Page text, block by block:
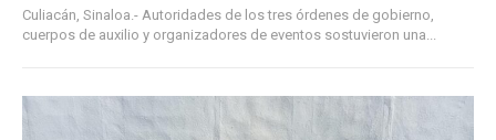
Culiacán, Sinaloa.- Autoridades de los tres órdenes de gobierno,
cuerpos de auxilio y organizadores de eventos sostuvieron una...